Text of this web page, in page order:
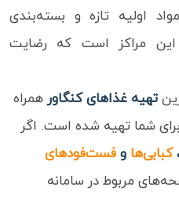
اولیه تازه و بسته‌بندی
مراکز است که رضایت
تهیه غذاهای کنگاور همراه
شما تهیه شده است. اگر
کبابی‌ها و فست‌فودهای
مربوط در سامانه